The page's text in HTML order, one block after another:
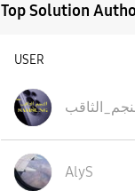
Top Solution
USER
AlyS